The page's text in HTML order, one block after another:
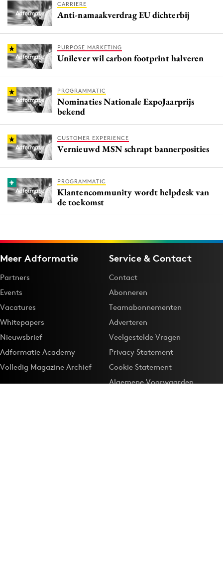
CARRIERE
Anti-namaakverdrag EU dichterbij
PURPOSE MARKETING
Unilever wil carbon footprint halveren
PROGRAMMATIC
Nominaties Nationale ExpoJaarprijs
bekend
CUSTOMER EXPERIENCE
Vernieuwd MSN schrapt bannerposities
PROGRAMMATIC
Klantencommunity wordt helpdesk van
de toekomst
Meer Adformatie
Partners
Events
Vacatures
Whitepapers
Nieuwsbrief
Adformatie Academy
Volledig Magazine Archief
Service & Contact
Contact
Abonneren
Teamabonnementen
Adverteren
Veelgestelde Vragen
Privacy Statement
Cookie Statement
Algemene Voorwaarden